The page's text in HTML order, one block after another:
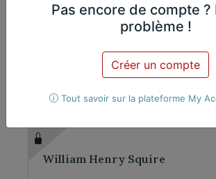
Nicolas Martin, Piano
Œuvres du même
compositeur​
William Henry Squire
Pas encore de compte ?
problème !
Créer un compte
Tout savoir sur la plateforme My